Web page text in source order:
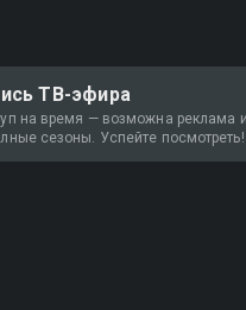
ТВ-эфира
на время — возможна реклама и
сезоны. Успейте посмотреть!